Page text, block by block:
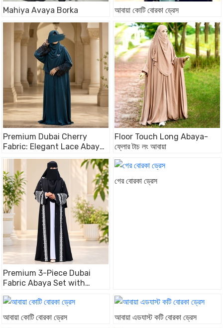
Mahiya Avaya Borka আবায়া কোটি বোরকা ড্রেস
Premium Dubai Cherry
Fabric: Elegant Lace Abaya
Borka Teal Color
Floor Touch Long Abaya-
ফ্লোর টাচ লং আবায়া
Premium 3-Piece Dubai
Fabric Abaya Set with
Inner & Hijab)
গের বোরকা ড্রেস
আবায়া কোটি বোরকা ড্রেস আবায়া এডযাস্ট কটি বোরকা ড্রেস